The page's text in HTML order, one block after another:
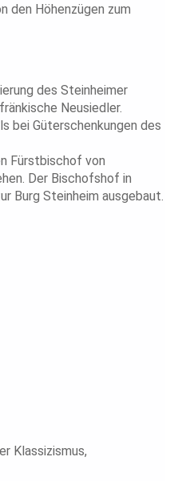
den Höhenzügen zum
des Steinheimer
Neusiedler.
bei Güterschenkungen des
Fürstbischof von
Der Bischofshof in
Burg Steinheim ausgebaut.
Klassizismus,